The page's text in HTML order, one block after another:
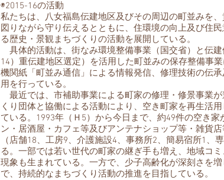
◉2015-16の活動
私たちは、八女福島伝建地区及びその周辺の町並みを
図りながら守り伝えるとともに、住環境の向上及び住
る歴史・景観まちづくりの活動を展開している。
具体的活動は、街なみ環境整備事業（国交省）と伝
14）重伝建地区選定）を活用した町並みの保存整備事
機関紙「町並み通信」による情報発信、修理技術の伝
用を行っている。
最近では、市補助事業による町家の修理・修景事業
くり団体と協働による活動により、空き町家を再生活
ている。1993年（Ｈ5）から今日まで、約49件の空き
ン・居酒屋・カフェ等及びアンテナショップ等・雑貨
（店舗18、工房9、介護施設4、事務所2、簡易宿所1、
る。一部では若い世代の町家の継ぎ手も増え、地域コ
現象も生まれている。一方で、少子高齢化が深刻さを
で、持続的なまちづくり活動の推進を目指している。